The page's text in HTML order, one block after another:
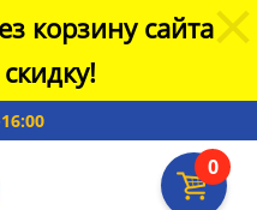
корзину сайта
0